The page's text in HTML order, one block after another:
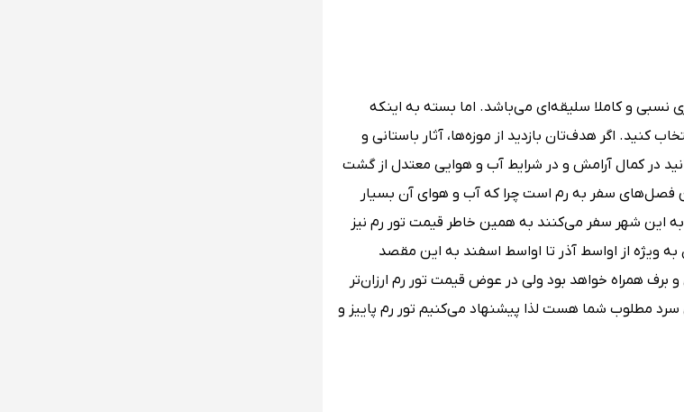
نسبی و کاملا سلیقه‌ای می‌باشد. اما بسته به اینکه
کنید. اگر هدف‌تان بازدید از موزه‌ها، آثار باستانی و
در کمال آرامش و در شرایط آب و هوایی معتدل از گشت
فصل‌های سفر به رم است چرا که آب و هوای آن بسیار
این شهر سفر می‌کنند به همین خاطر قیمت تور رم نیز
ویژه از اواسط آذر تا اواسط اسفند به این مقصد
برف همراه خواهد بود ولی در عوض قیمت تور رم ارزان‌تر
سرد مطلوب شما هست لذا پیشنهاد می‌کنیم تور رم پاییز و